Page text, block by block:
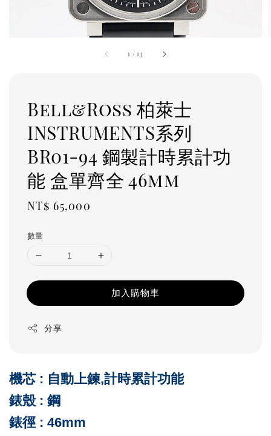
1 /13
Bell&Ross 柏萊士
INSTRUMENTS系列
BR01-94 鋼製計時累計功
能 盒單齊全 46mm
Regular
NT$ 65,000
數量
加入購物車
分享
機芯 : 自動上鍊,計時累計功能
錶殼 : 鋼
錶徑 : 46mm